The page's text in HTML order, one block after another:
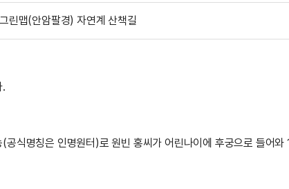
린맵(안암팔경) 자연계 산책길
.
식명칭은 인명원터)로 원빈 홍씨가 어린나이에 후궁으로 들어